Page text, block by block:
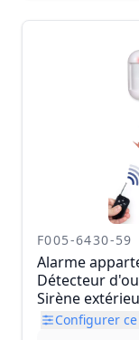
F005-6430-59
Alarme
Détecteur
Sirène
Configurer